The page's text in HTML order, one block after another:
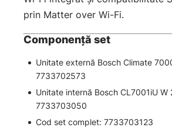
prin Matter over Wi-Fi.
Componență set
Unitate externă Bosch Climate
7733702573
Unitate internă Bosch CL7001iU W
7733703050
Cod set complet: 7733703123